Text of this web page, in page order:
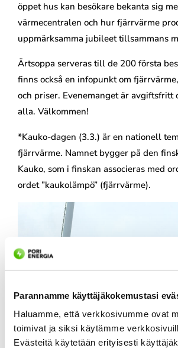
Parannamme käyttäjäkokemustasi
Haluamme, että verkkosivumme ovat
toimivat ja siksi käytämme
Evästeitä käytetään erityisesti
öppet hus kan besökare bekanta sig
värmecentralen och hur fjärrvärme
uppmärksamma jubileet tillsammans
Ärtsoppa serveras till de 200 första
finns också en infopunkt om
och priser. Evenemanget är avgiftsfritt
alla. Välkommen!
*Kauko-dagen (3.3.) är en nationell
fjärrvärme. Namnet bygger på den
Kauko, som i finskan associeras med
ordet ”kaukolämpö” (fjärrvärme).